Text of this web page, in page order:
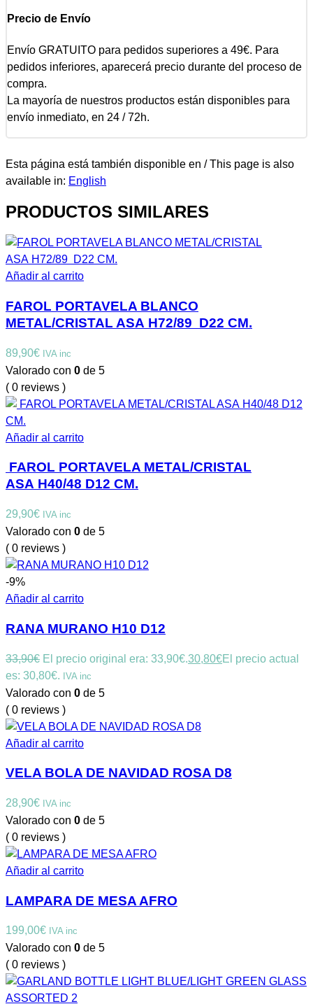
Precio de Envío
Envío GRATUITO para pedidos superiores a 49€. Para
pedidos inferiores, aparecerá precio durante del proceso de
compra.
La mayoría de nuestros productos están disponibles para
envío inmediato, en 24 / 72h.
Esta página está también disponible en / This page is also
available in: English
PRODUCTOS SIMILARES
Añadir al carrito
FAROL PORTAVELA BLANCO
METAL/CRISTAL ASA H72/89 D22 CM.
89,90€ IVA inc
Valorado con 0 de 5
( 0 reviews )
Añadir al carrito
FAROL PORTAVELA METAL/CRISTAL
ASA H40/48 D12 CM.
29,90€ IVA inc
Valorado con 0 de 5
( 0 reviews )
-9%
Añadir al carrito
RANA MURANO H10 D12
33,90€ El precio original era: 33,90€.30,80€El precio actual
es: 30,80€. IVA inc
Valorado con 0 de 5
( 0 reviews )
Añadir al carrito
VELA BOLA DE NAVIDAD ROSA D8
28,90€ IVA inc
Valorado con 0 de 5
( 0 reviews )
Añadir al carrito
LAMPARA DE MESA AFRO
199,00€ IVA inc
Valorado con 0 de 5
( 0 reviews )